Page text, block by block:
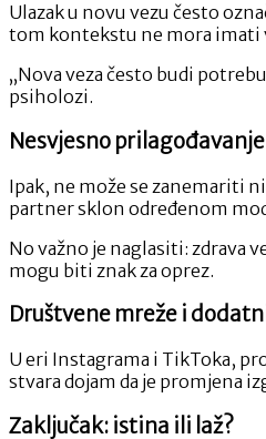
Ulazak u novu vezu često
tom kontekstu ne mora imati
„Nova veza često budi
psiholozi.
Nesvjesno
Ipak, ne može se zanemariti
partner sklon određenom
No važno je naglasiti: zdrava
mogu biti znak za oprez.
Društvene mreže i
U eri Instagrama i TikToka,
stvara dojam da je promjena
Zaključak: istina ili laž?